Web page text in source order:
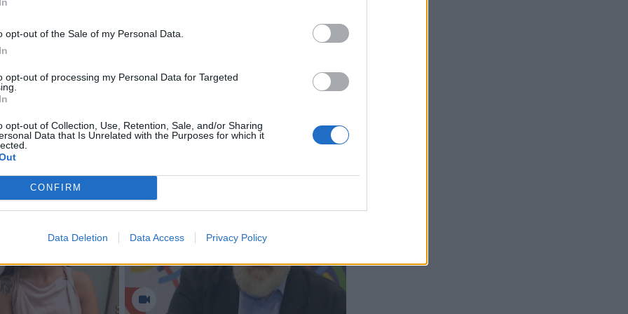
opt-out of the Sale of my Personal Data.
opt-out of processing my Personal Data for Targeted
opt-out of Collection, Use, Retention, Sale, and/or Sharing
Data that Is Unrelated with the Purposes for which it
CONFIRM
Data Deletion Data Access Privacy Policy
bet kurį sulaikytąjį. Pasak pareigūno, tai buvo neatsakinga,
sulaikytas, ir dėl to pradėtas tyrimas.
ministerijos atstovai ir Afganistano žvalgybos agentūros
kad pulkininkas yra sulaikytas.